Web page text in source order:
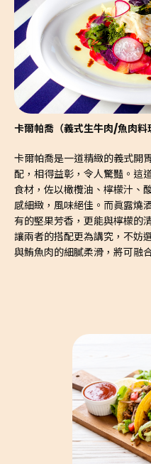
卡爾帕喬（義式生牛肉/魚肉料
卡爾帕喬是一道精緻的義式開
配，相得益彰，令人驚豔。這
食材，佐以橄欖油、檸檬汁、
感細緻，風味絕佳。而眞露燒
有的堅果芳香，更能與檸檬的
讓兩者的搭配更為講究，不妨
與鮪魚肉的細膩柔滑，將可融